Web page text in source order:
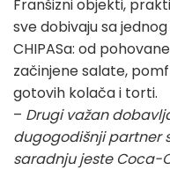
Franšizni objekti,
sve dobivaju sa
CHIPASa: od
začinjene salate,
gotovih kolača i torti.
– Drugi važan
dugogodišnji partner
saradnju jeste Coca-